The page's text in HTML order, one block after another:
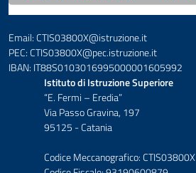
Email: CTIS03800X@istruzione.it
PEC: CTIS03800X@pec.istruzione.it
IBAN: IT88S0103016995000001605992
Istituto di Istruzione Superiore
“E. Fermi – Eredia”
Via Passo Gravina, 197
95125 - Catania
Codice Meccanografico: CTIS03800X